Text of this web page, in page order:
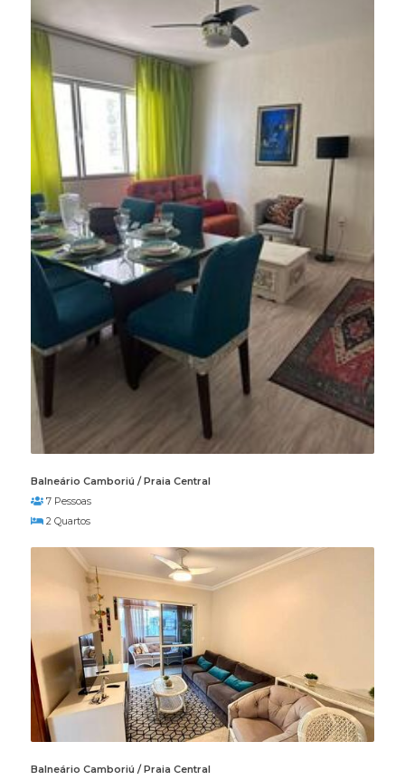
Balneário Camboriú / Praia Central
7 Pessoas
2 Quartos
Balneário Camboriú / Praia Central